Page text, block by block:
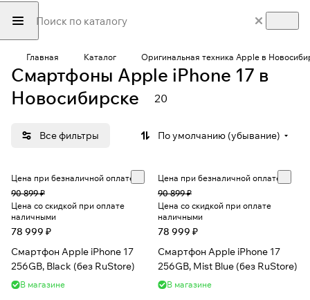
Главная Каталог Оригинальная техника Apple в
Смартфоны Apple iPhone 17 в
Новосибирске
20
Все фильтры По умолчанию (убывание)
Цена при безналичной оплате
90 899 ₽
Цена со скидкой при оплате
наличными
78 999 ₽
Смартфон Apple iPhone 17
256GB, Black (без RuStore)
В магазине
Цена при безналичной оплате
90 899 ₽
Цена со скидкой при оплате
наличными
78 999 ₽
Смартфон Apple iPhone 17
256GB, Mist Blue (без RuStore)
В магазине